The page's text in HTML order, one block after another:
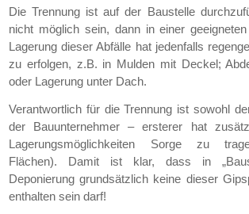
Die Trennung ist auf der Baustelle
nicht möglich sein, dann in einer
Lagerung dieser Abfälle hat jedenfalls
zu erfolgen, z.B. in Mulden mit Deckel;
oder Lagerung unter Dach.
Verantwortlich für die Trennung ist sowohl
der Bauunternehmer – ersterer hat
Lagerungsmöglichkeiten Sorge zu
Flächen). Damit ist klar, dass in
Deponierung grundsätzlich keine dieser
enthalten sein darf!